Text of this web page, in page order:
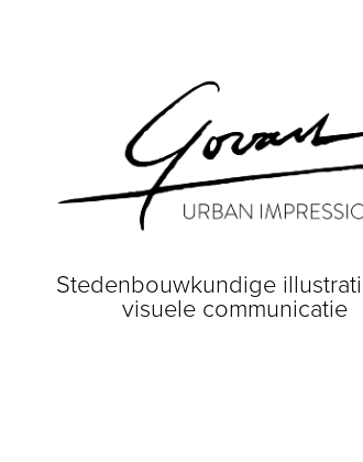
Stedenbouwkundige
visuele communicatie